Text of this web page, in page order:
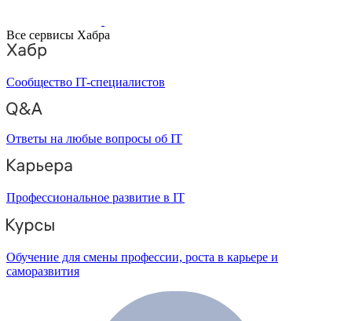
Все сервисы Хабра
Сообщество IT-специалистов
Ответы на любые вопросы об IT
Профессиональное развитие в IT
Обучение для смены профессии, роста в карьере и
саморазвития